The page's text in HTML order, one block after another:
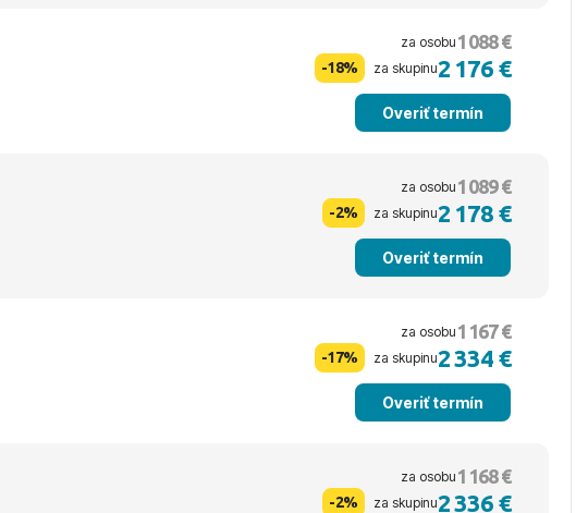
za osobu 1 088 €
-18% za skupinu2 176 €
Overiť termín
za osobu 1 089 €
-2% za skupinu2 178 €
Overiť termín
za osobu 1 167 €
-17% za skupinu2 334 €
Overiť termín
za osobu 1 168 €
-2% za skupinu2 336 €